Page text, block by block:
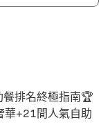
排名終極指南🏆
華+21間人氣自助